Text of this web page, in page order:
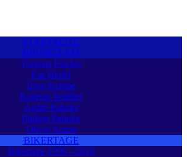
STARTSEITE
BIKERTEAM
Thomas Fischer
Kai Hertel
Uwe Kempe
Roberto Walther
André Pahnke
Philipp Pahnke
Oliver Anton
BIKERTAGE
Bikertage 1999 - 2010